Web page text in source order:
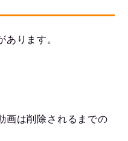
ります。
画は削除されるまでの